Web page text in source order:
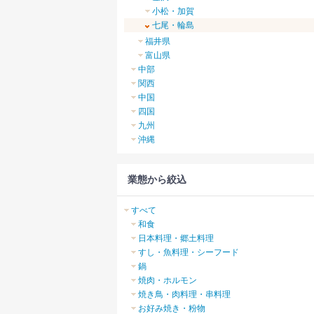
小松・加賀
七尾・輪島
福井県
富山県
中部
関西
中国
四国
九州
沖縄
業態から絞込
すべて
和食
日本料理・郷土料理
すし・魚料理・シーフード
鍋
焼肉・ホルモン
焼き鳥・肉料理・串料理
お好み焼き・粉物